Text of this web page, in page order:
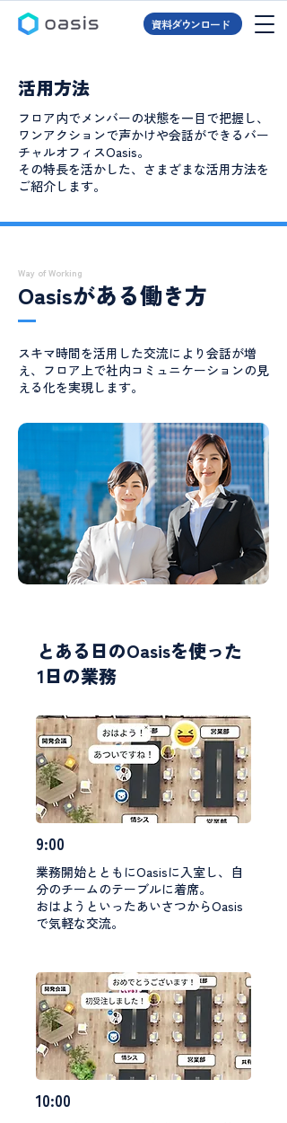
資料ダウンロード
活用方法
フロア内でメンバーの状態を一目で把握し、
ワンアクションで声かけや会話ができるバー
チャルオフィスOasis。
その特長を活かした、さまざまな活用方法を
ご紹介します。
Way of Working
Oasisがある働き方
スキマ時間を活用した交流により会話が増
え、フロア上で社内コミュニケーションの見
える化を実現します。
とある日のOasisを使った
1日の業務
9:00
業務開始とともにOasisに入室し、自
分のチームのテーブルに着席。
おはようといったあいさつからOasis
で気軽な交流。
10:00